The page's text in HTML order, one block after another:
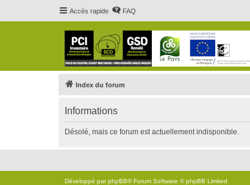
Accès rapide FAQ
Index du forum
Informations
Désolé, mais ce forum est actuellement indisponible.
Développé parphpBB® Forum Software © phpBB Limited